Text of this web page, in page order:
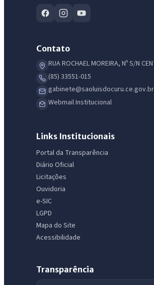
Contato
RUA ROCHAEL MOREIRA, Nº S/N
(85) 33551-015
gabinete@saoluisdocuru.ce.gov.br
Webmail Institucional
Links Institucionais
Portal da Transparência
Diário Oficial
Licitações
Ouvidoria
e-SIC
LGPD
Mapa do Site
Acessibilidade
Transparência